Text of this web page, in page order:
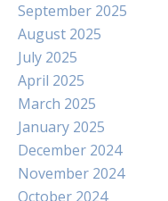
September 2025
August 2025
July 2025
April 2025
March 2025
January 2025
December 2024
November 2024
October 2024